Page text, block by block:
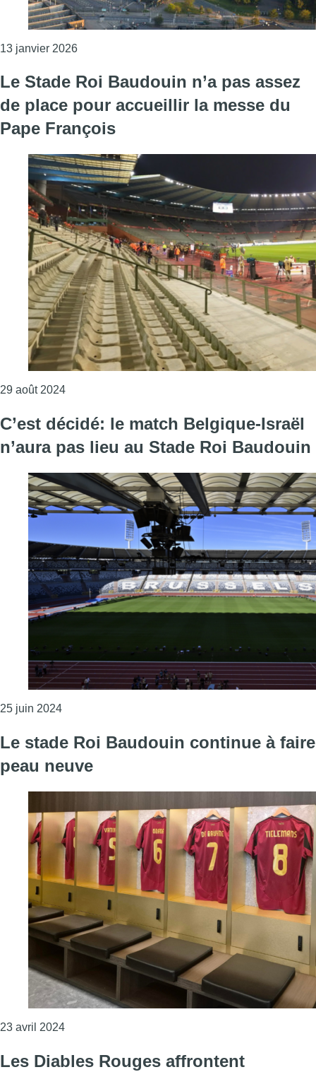
13 janvier 2026Consulter l'article "Le groupe de K-pop sud-
Le Stade Roi Baudouin n’a pas assez
de place pour accueillir la messe du
Pape François
29 août 2024Consulter l'article "Le Stade Roi Baudouin n’a
C’est décidé: le match Belgique-Israël
n’aura pas lieu au Stade Roi Baudouin
25 juin 2024Consulter l'article "C’est décidé: le match
Le stade Roi Baudouin continue à faire
peau neuve
23 avril 2024Consulter l'article "Le stade Roi Baudouin
Les Diables Rouges affrontent